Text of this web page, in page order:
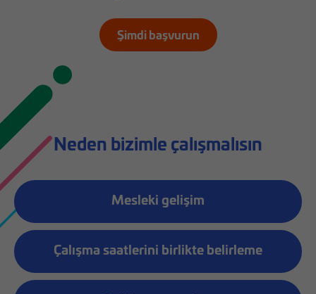
Şimdi başvurun
Neden bizimle çalışmalısın
Mesleki gelişim
Çalışma saatlerini birlikte belirleme